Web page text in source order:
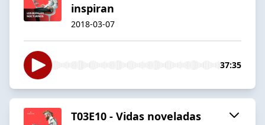
inspiran
2018-03-07
37:35
T03E10 - Vidas noveladas